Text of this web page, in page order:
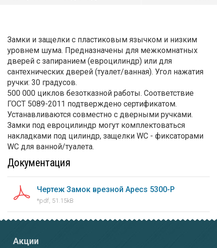
Замки и защелки с пластиковым язычком и низким
уровнем шума. Предназначены для межкомнатных
дверей с запиранием (евроцилиндр) или для
сантехнических дверей (туалет/ванная). Угол нажатия
ручки: 30 градусов.
500 000 циклов безотказной работы. Соответствие
ГОСТ 5089-2011 подтверждено сертификатом.
Устанавливаются совместно с дверными ручками.
Замки под евроцилиндр могут комплектоваться
накладками под цилиндр, защелки WC - фиксаторами
WC для ванной/туалета.
Документация
Чертеж Замок врезной Apecs 5300-P
*pdf, 51.15kB
Акции